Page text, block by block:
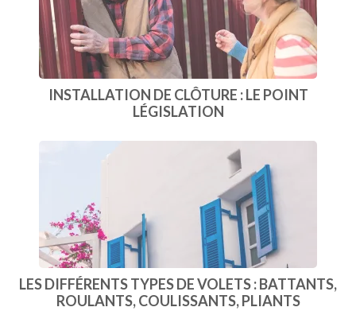
INSTALLATION DE CLÔTURE : LE POINT
LÉGISLATION
LES DIFFÉRENTS TYPES DE VOLETS : BATTANTS,
ROULANTS, COULISSANTS, PLIANTS